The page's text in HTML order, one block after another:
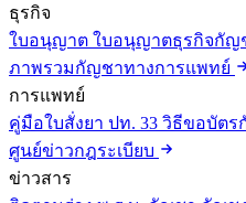
ธุรกิจ
ใบอนุญาต ใบอนุญาตธุรกิจกัญ
ภาพรวมกัญชาทางการแพทย์
การแพทย์
คู่มือใบสั่งยา ปท. 33 วิธีขอบัตร
ศูนย์ข่าวกฎระเบียบ
ข่าวสาร